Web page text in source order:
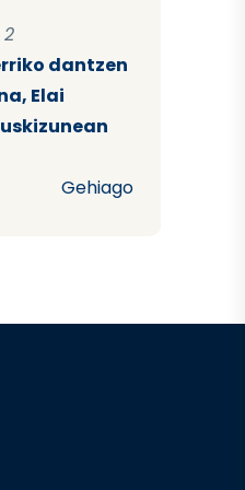
dantzen
Elai
Gehiago